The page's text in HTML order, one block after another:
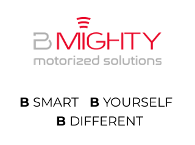
BSMART B YOURSELF
BDIFFERENT